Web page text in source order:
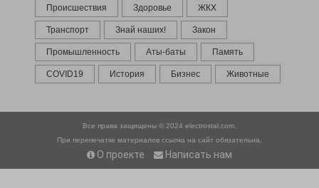
Происшествия Здоровье ЖКХ
Транспорт Знай наших! Закон
Промышленность Аты-баты Память
COVID19 История Бизнес Животные
Все права защищены © 2024 electrostal.com.
При перепечатке материалов ссылка на сайт обязательна.
О проекте Написать нам